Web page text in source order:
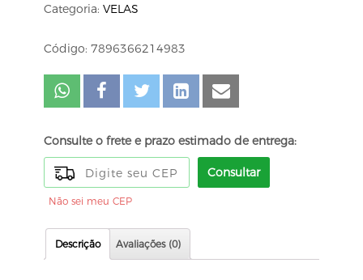
Categoria: VELAS
Código: 7896366214983
Consulte o frete e prazo estimado de entrega:
Consultar
Não sei meu CEP
Descrição Avaliações (0)